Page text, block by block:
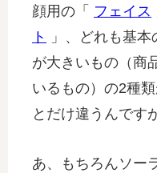
顔用の「 フェイス
ト
」、どれも基
が大きいもの（商
いるもの）の2種
とだけ違うんです
あ、もちろんソー